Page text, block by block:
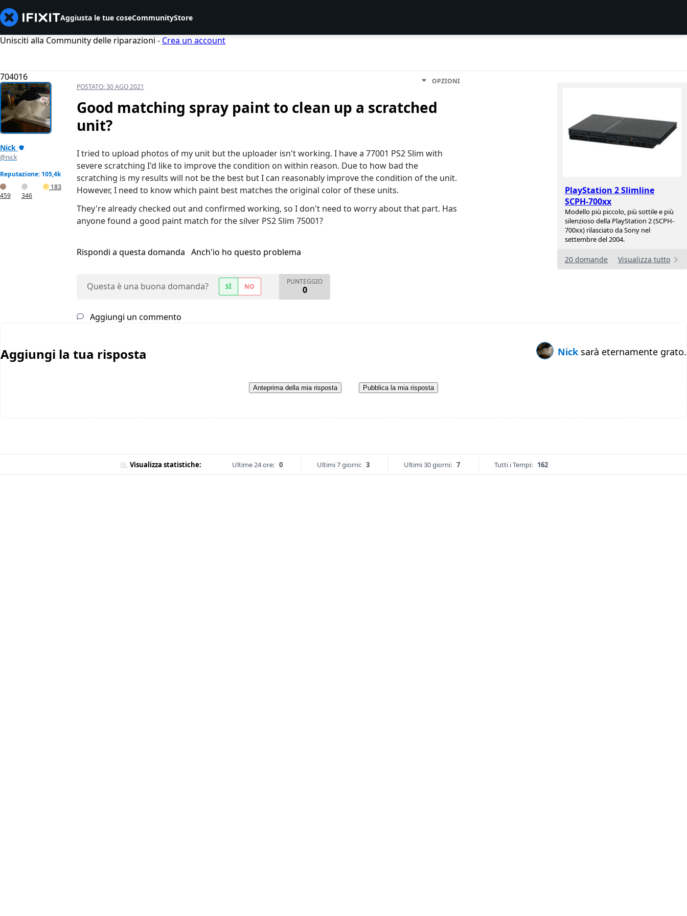
Aggiusta le tue coseCommunityStore
Unisciti alla Community delle riparazioni - Crea un account
704016
PlayStation 2 Slimline
SCPH-700xx
Modello più piccolo, più sottile e più
silenzioso della PlayStation 2 (SCPH-
700xx) rilasciato da Sony nel
settembre del 2004.
20 domande Visualizza tutto
Nick
@nick
Reputazione: 105,4k
459 346
183
POSTATO:30 AGO 2021
OPZIONI
Good matching spray paint to clean up a scratched
unit?
I tried to upload photos of my unit but the uploader isn't working. I have a 77001 PS2 Slim with
severe scratching I'd like to improve the condition on within reason. Due to how bad the
scratching is my results will not be the best but I can reasonably improve the condition of the unit.
However, I need to know which paint best matches the original color of these units.
They're already checked out and confirmed working, so I don't need to worry about that part. Has
anyone found a good paint match for the silver PS2 Slim 75001?
Rispondi a questa domanda Anch'io ho questo problema
Questa è una buona domanda? SÌ NO
PUNTEGGIO
0
Aggiungi un commento
Aggiungi la tua risposta Nick sarà eternamente grato.
Anteprima della mia risposta Pubblica la mia risposta
Visualizza statistiche: Ultime 24 ore: 0 Ultimi 7 giorni: 3 Ultimi 30 giorni: 7 Tutti i Tempi: 162